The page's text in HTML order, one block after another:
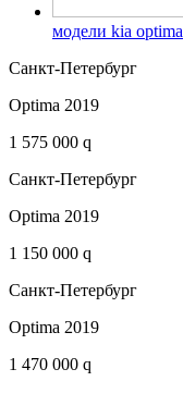
модели kia optima
Санкт-Петербург
Optima 2019
1 575 000 q
Санкт-Петербург
Optima 2019
1 150 000 q
Санкт-Петербург
Optima 2019
1 470 000 q